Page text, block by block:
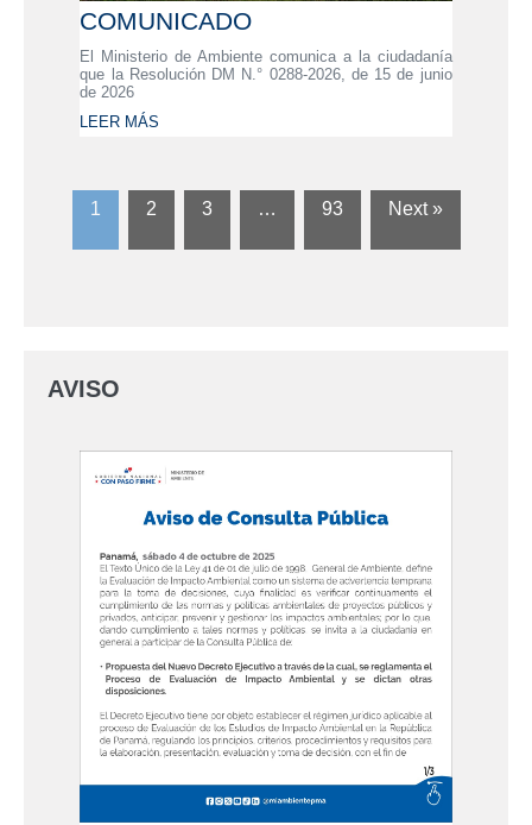
COMUNICADO
El Ministerio de Ambiente comunica a la ciudadanía
que la Resolución DM N.° 0288-2026, de 15 de junio
de 2026
LEER MÁS
1 2 3 … 93 Next »
AVISO